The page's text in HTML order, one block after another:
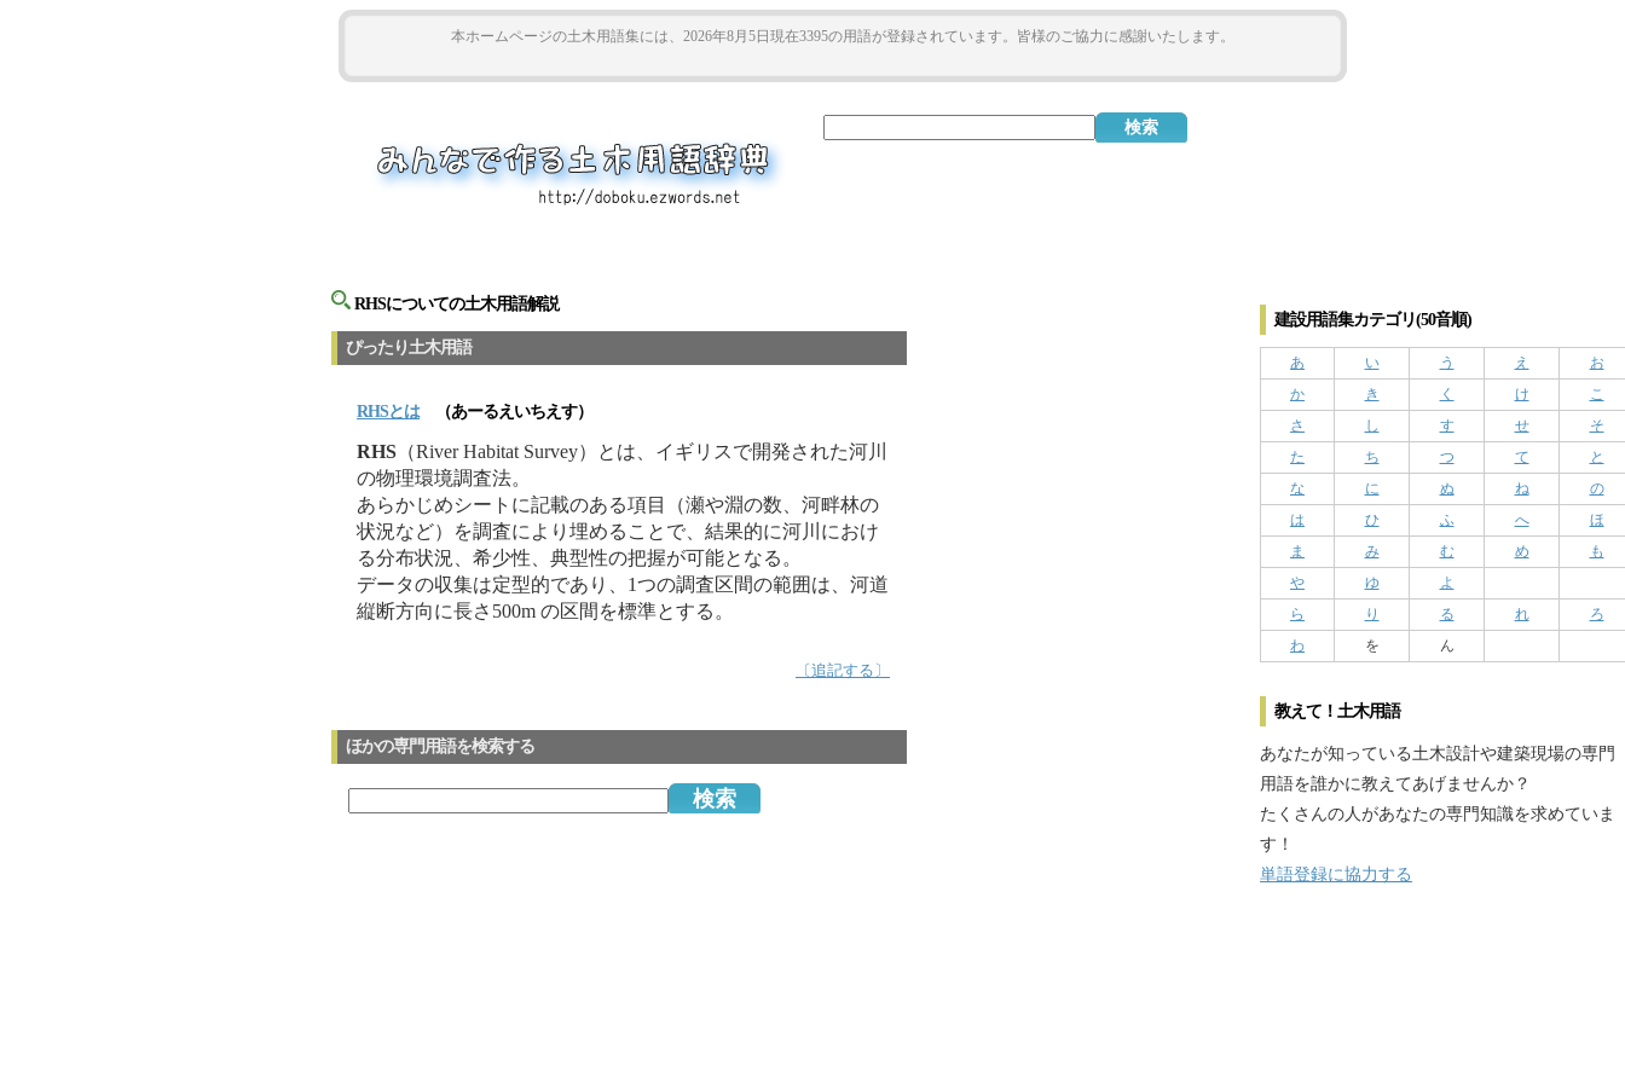
本ホームページの土木用語集には、2026年8月5日現在3395の用語が登録されています。皆様のご協力に感謝いたします。
RHSについての土木用語解説
ぴったり土木用語
RHSとは（あーるえいちえす）
RHS （River Habitat Survey）とは、イギリスで開発された河川
の物理環境調査法。
あらかじめシートに記載のある項目（瀬や淵の数、河畔林の
状況など）を調査により埋めることで、結果的に河川におけ
る分布状況、希少性、典型性の把握が可能となる。
データの収集は定型的であり、1つの調査区間の範囲は、河道
縦断方向に長さ500m の区間を標準とする。
〔追記する〕
ほかの専門用語を検索する
建設用語集カテゴリ(50音順)
あ い う え
お
か
き く け
こ
さ
し す せ
そ
た
ち つ て
と
な
に ぬ ね
の
は
ひ ふ へ
ほ
ま
み む め
も
や
ゆ
よ
ら
り る れ
ろ
わ
を ん
教えて！土木用語
あなたが知っている土木設計や建築現場の専門
用語を誰かに教えてあげませんか？
たくさんの人があなたの専門知識を求めていま
す！
単語登録に協力する